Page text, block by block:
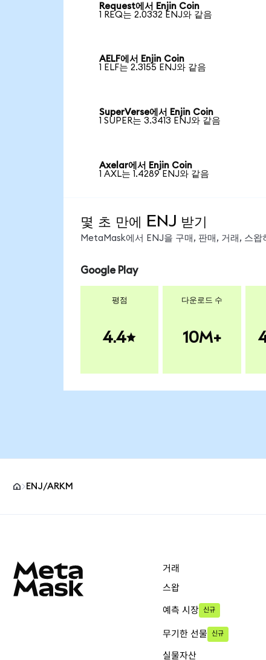
Request에서 Enjin Coin
1 REQ는 2.0332 ENJ와 같음
AELF에서 Enjin Coin
1 ELF는 2.3155 ENJ와 같음
SuperVerse에서 Enjin Coin
1 SUPER는 3.3413 ENJ와 같음
Axelar에서 Enjin Coin
1 AXL는 1.4289 ENJ와 같음
몇 초 만에 ENJ 받기
MetaMask에서 ENJ을 구매, 판매, 거래, 스
Google Play
평점
4.4
다운로드 수
10M+
ENJ/ARKM
거래
스왑
예측 시장 신규
무기한 선물 신규
실물자산